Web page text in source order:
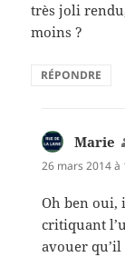
très joli
moins ?
RÉPONDRE
Marie
26 mars 2014 à
Oh ben oui,
critiquant
avouer qu’il